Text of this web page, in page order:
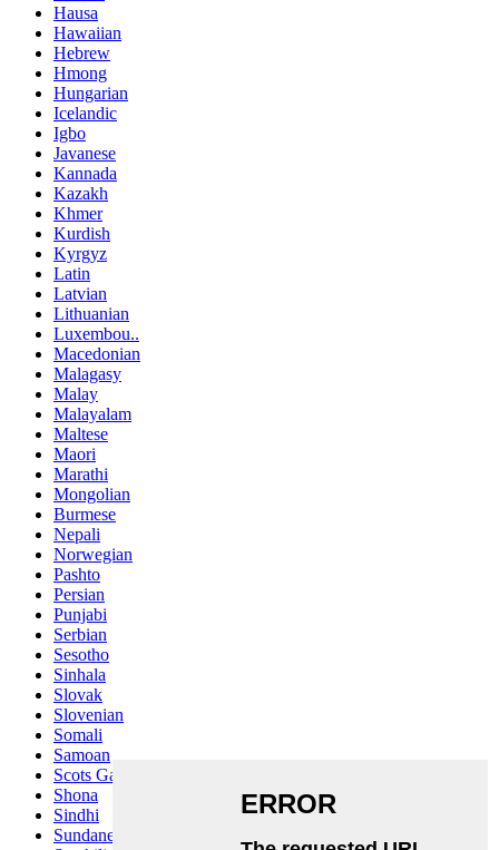
Hausa
Hawaiian
Hebrew
Hmong
Hungarian
Icelandic
Igbo
Javanese
Kannada
Kazakh
Khmer
Kurdish
Kyrgyz
Latin
Latvian
Lithuanian
Luxembou..
Macedonian
Malagasy
Malay
Malayalam
Maltese
Maori
Marathi
Mongolian
Burmese
Nepali
Norwegian
Pashto
Persian
Punjabi
Serbian
Sesotho
Sinhala
Slovak
Slovenian
Somali
Samoan
Scots Gaelic
Shona
Sindhi
Sundanese